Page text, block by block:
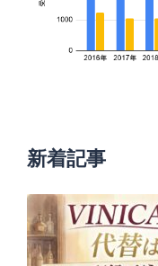
新着記事